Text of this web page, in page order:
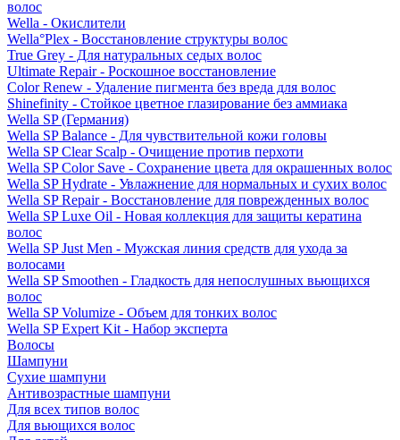
волос
Wella - Окислители
Wella°Plex - Восстановление структуры волос
True Grey - Для натуральных седых волос
Ultimate Repair - Роскошное восстановление
Color Renew - Удаление пигмента без вреда для волос
Shinefinity - Стойкое цветное глазирование без аммиака
Wella SP (Германия)
Wella SP Balance - Для чувствительной кожи головы
Wella SP Clear Scalp - Очищение против перхоти
Wella SP Color Save - Сохранение цвета для окрашенных волос
Wella SP Hydrate - Увлажнение для нормальных и сухих волос
Wella SP Repair - Восстановление для поврежденных волос
Wella SP Luxe Oil - Новая коллекция для защиты кератина
волос
Wella SP Just Men - Мужская линия средств для ухода за
волосами
Wella SP Smoothen - Гладкость для непослушных вьющихся
волос
Wella SP Volumize - Объем для тонких волос
Wella SP Expert Kit - Набор эксперта
Волосы
Шампуни
Сухие шампуни
Антивозрастные шампуни
Для всех типов волос
Для вьющихся волос